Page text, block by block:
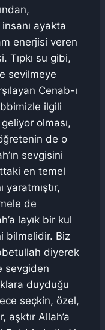
ayakta
enerjisi veren
Tıpkı su gibi,
sevilmeye
Cenab-ı
ilgili
olması,
de o
sevgisini
en temel
yaratmıştır,
de
layık bir kul
bilmelidir. Biz
diyerek
sevgiden
duyduğu
seçkin, özel,
Allah’a